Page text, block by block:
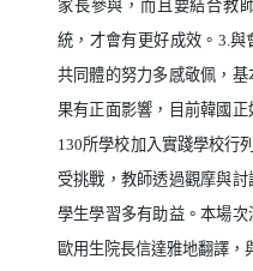
家長參與，而且要結合教
統，才會有更好成效。 3.與
共同體的努力多感敬佩，
果有正面影響，目前韓國
130所學校加入實踐學校行
受挑戰，教師透過觀摩與
學生學習多有助益。本場
歐用生院長信達雅地翻譯，